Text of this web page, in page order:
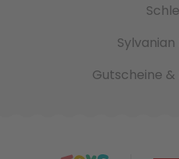
Sylvanian
Gutscheine